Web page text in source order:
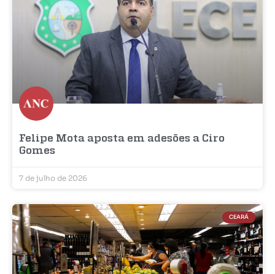
Felipe Mota aposta em adesões a Ciro
Gomes
7 de julho de 2026
CEARÁ